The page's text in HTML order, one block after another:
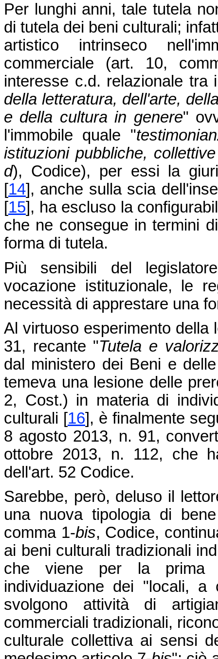
Per lunghi anni, tale tutela
di tutela dei beni culturali;
artistico intrinseco
commerciale (art. 10,
interesse c.d. relazionale tra
della letteratura, dell'arte,
e della cultura in genere"
l'immobile quale "
istituzioni pubbliche,
d), Codice), per essi la
[14] , anche sulla scia
[15] , ha escluso la
che ne consegue in termini
forma di tutela.
Più sensibili del
vocazione istituzionale, le
necessità di apprestare una
Al virtuoso esperimento della
31, recante "Tutela e
dal ministero dei Beni e
temeva una lesione delle
2, Cost.) in materia di
culturali [16] , è finalmente
8 agosto 2013, n. 91,
ottobre 2013, n. 112, che
dell'art. 52 Codice.
Sarebbe, però, deluso il
una nuova tipologia di
comma 1-bis, Codice,
ai beni culturali tradizionali
che viene per la prima
individuazione dei "locali, a
svolgono attività di
commerciali tradizionali,
culturale collettiva ai sensi